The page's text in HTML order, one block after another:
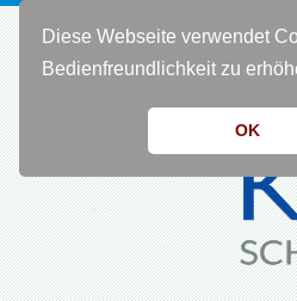
Diese Webseite verwendet
Bedienfreundlichkeit zu
OK
KONTAKT